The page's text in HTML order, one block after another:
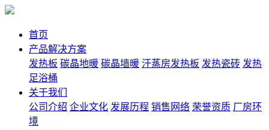
首页
产品解决方案
发热板 碳晶地暖 碳晶墙暖 汗蒸房发热板 发热瓷砖 发热
足浴桶
关于我们
公司介绍 企业文化 发展历程 销售网络 荣誉资质 厂房环
境